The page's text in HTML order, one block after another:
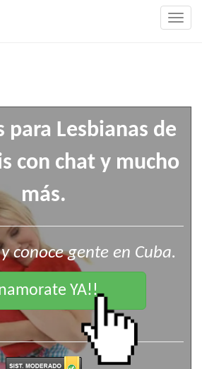
para Lesbianas de
con chat y mucho
más.
conoce gente en Cuba.
YA!!